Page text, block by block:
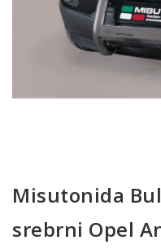
Misutonida
srebrni Opel